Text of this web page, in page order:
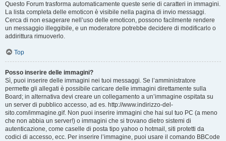
Questo Forum trasforma automaticamente queste serie di caratteri in immagini.
La lista completa delle emoticon è visibile nella pagina di invio messaggi.
Cerca di non esagerare nell’uso delle emoticon, possono facilmente rendere
un messaggio illeggibile, e un moderatore potrebbe decidere di modificarlo o
addirittura rimuoverlo.
Top
Posso inserire delle immagini?
Sì, puoi inserire delle immagini nei tuoi messaggi. Se l’amministratore
permette gli allegati è possibile caricare delle immagini direttamente sulla
Board; in alternativa devi creare un collegamento a un’immagine ospitata su
un server di pubblico accesso, ad es. http://www.indirizzo-del-
sito.com/immagine.gif. Non puoi inserire immagini che hai sul tuo PC (a meno
che non abbia un server!) o immagini che si trovano dietro sistemi di
autenticazione, come caselle di posta tipo yahoo o hotmail, siti protetti da
codici di accesso, ecc. Per inserire l’immagine, puoi usare il comando BBCode